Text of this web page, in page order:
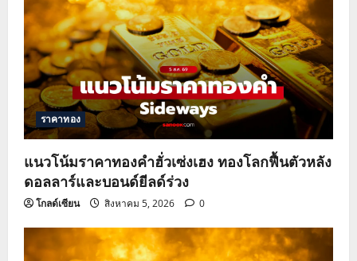
ราคาทอง
แนวโน้มราคาทองคำฮั่วเซ่งเฮง ทองโลกฟื้นตัวหลัง
ดอลลาร์และบอนด์ยีลด์ร่วง
โกลด์เซียน สิงหาคม 5, 2026 0